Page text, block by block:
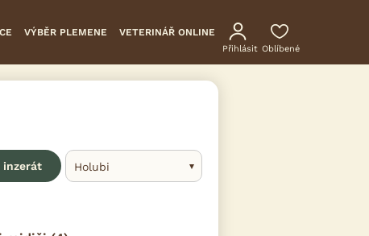
VÝBĚR PLEMENE VETERINÁŘ ONLINE
Přihlásit Oblíbené
inzerát Holubi